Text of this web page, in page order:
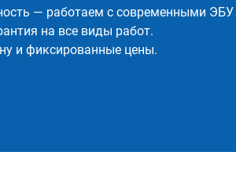
— работаем с современными ЭБУ
на все виды работ.
и фиксированные цены.